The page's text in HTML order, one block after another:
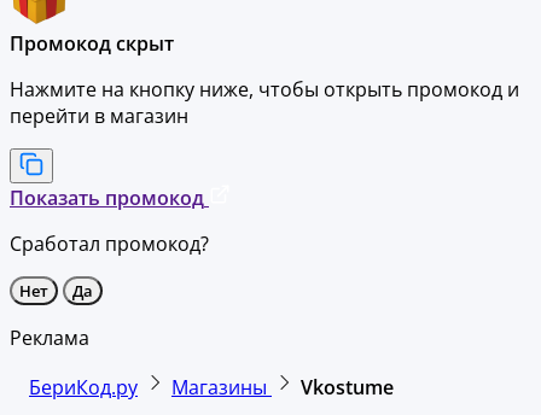
Промокод скрыт
Нажмите на кнопку ниже, чтобы открыть промокод и
перейти в магазин
Показать промокод
Сработал промокод?
Нет Да
Реклама
БериКод.ру
Магазины Vkostume